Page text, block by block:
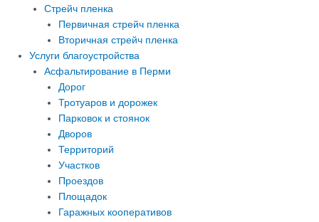
Стрейч пленка
Первичная стрейч пленка
Вторичная стрейч пленка
Услуги благоустройства
Асфальтирование в Перми
Дорог
Тротуаров и дорожек
Парковок и стоянок
Дворов
Территорий
Участков
Проездов
Площадок
Гаражных кооперативов